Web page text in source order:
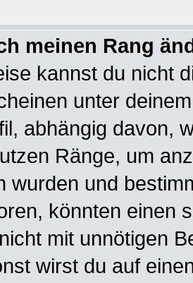
meinen Rang
kannst du nicht
unter
abhängig davon,
Ränge, um
wurden und
könnten einen
mit unnötigen
wirst du auf